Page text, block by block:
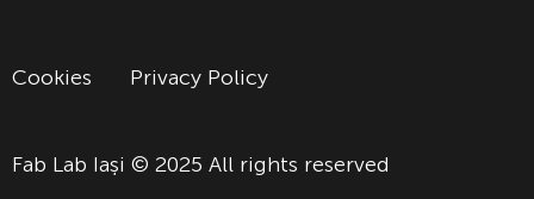
Fab Lab Iași © 2025 All rights reserved
Cookies Privacy Policy